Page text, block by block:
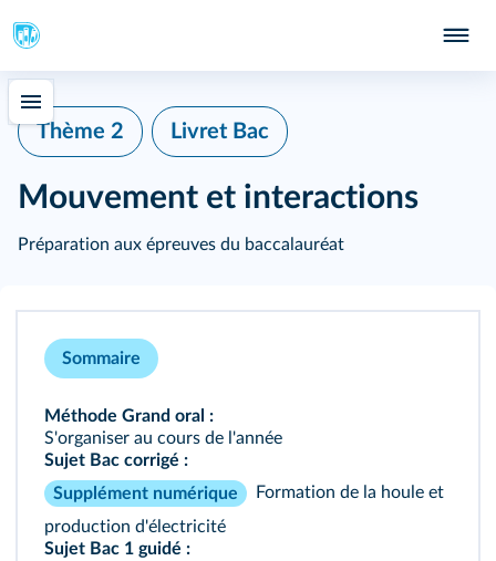
Thème 2 Livret Bac
Mouvement et interactions
Préparation aux épreuves du baccalauréat
Sommaire
Méthode Grand oral :
S'organiser au cours de l'année
Sujet Bac corrigé :
Supplément numérique
Formation de la houle et
production d'électricité
Sujet Bac 1 guidé :